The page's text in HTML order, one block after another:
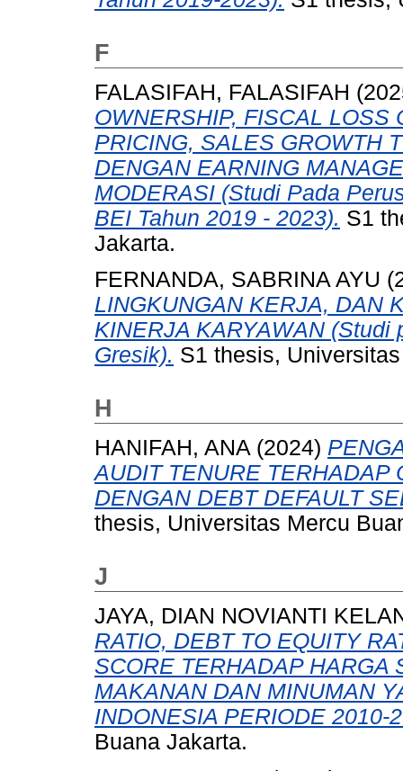
F
FALASIFAH, FALASIFAH
OWNERSHIP, FISCAL LOSS
PRICING, SALES GROWTH
DENGAN EARNING
MODERASI (Studi Pada
BEI Tahun 2019 - 2023). S1
Jakarta.
FERNANDA, SABRINA AYU
LINGKUNGAN KERJA, DAN
KINERJA KARYAWAN (Studi
Gresik). S1 thesis,
H
HANIFAH, ANA (2024)
AUDIT TENURE TERHADAP
DENGAN DEBT DEFAULT
thesis, Universitas Mercu
J
JAYA, DIAN NOVIANTI
RATIO, DEBT TO EQUITY
SCORE TERHADAP HARGA
MAKANAN DAN MINUMAN
INDONESIA PERIODE 2010-
Buana Jakarta.